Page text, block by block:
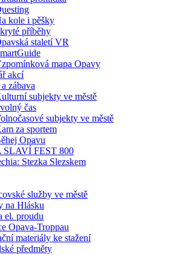
kole i pěšky
příběhy
staletí VR
mapa Opavy
akcí
zábava
subjekty ve městě
čas
subjekty ve městě
za sportem
Opavu
SLAVÍ FEST 800
Stezka Slezskem
služby ve městě
na Hlásku
el. proudu
Opava-Troppau
materiály ke stažení
předměty